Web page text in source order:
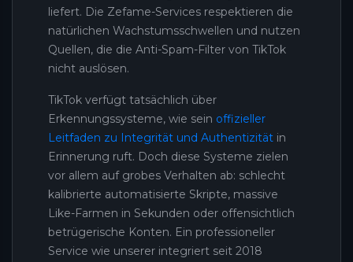
liefert. Die Zefame-Services respektieren die
natürlichen Wachstumsschwellen und nutzen
Quellen, die die Anti-Spam-Filter von TikTok
nicht auslösen.
TikTok verfügt tatsächlich über
Erkennungssysteme, wie sein offizieller
Leitfaden zu Integrität und Authentizität in
Erinnerung ruft. Doch diese Systeme zielen
vor allem auf grobes Verhalten ab: schlecht
kalibrierte automatisierte Skripte, massive
Like-Farmen in Sekunden oder offensichtlich
betrügerische Konten. Ein professioneller
Service wie unserer integriert seit 2018